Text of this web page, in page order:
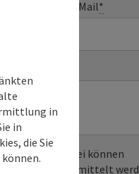
E-Mail*
Dabei können
an Google übermittelt
in
in
die Sie